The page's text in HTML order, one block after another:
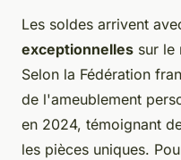
Les soldes arrivent
exceptionnelles sur le
Selon la Fédération
de l'ameublement
en 2024, témoignant
les pièces uniques.